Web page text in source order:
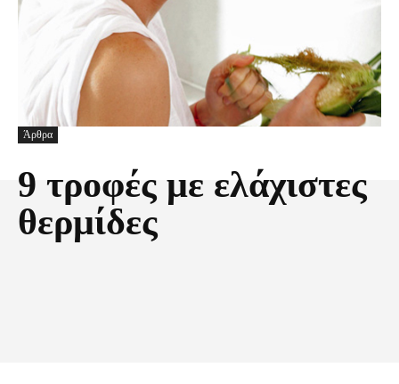
Άρθρα
9 τροφές με ελάχιστες
θερμίδες